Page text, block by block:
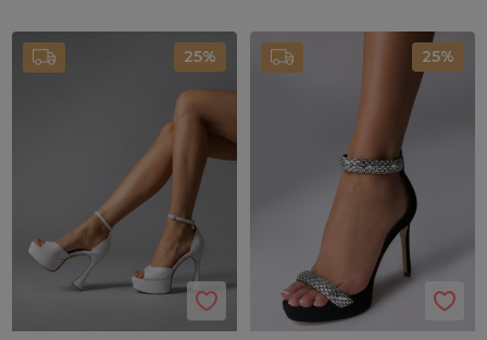
25% 25%